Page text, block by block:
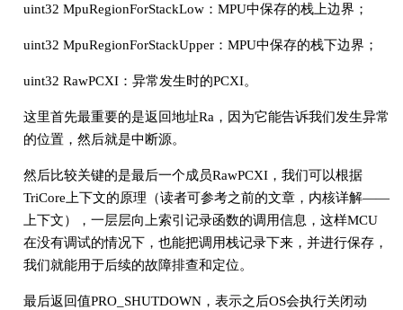
uint32 MpuRegionForStackLow：MPU中保存的栈上边界；
uint32 MpuRegionForStackUpper：MPU中保存的栈下边界；
uint32 RawPCXI：异常发生时的PCXI。
这里首先最重要的是返回地址Ra，因为它能告诉我们发生异常
的位置，然后就是中断源。
然后比较关键的是最后一个成员RawPCXI，我们可以根据
TriCore上下文的原理（读者可参考之前的文章，内核详解——
上下文），一层层向上索引记录函数的调用信息，这样MCU
在没有调试的情况下，也能把调用栈记录下来，并进行保存，
我们就能用于后续的故障排查和定位。
最后返回值PRO_SHUTDOWN，表示之后OS会执行关闭动